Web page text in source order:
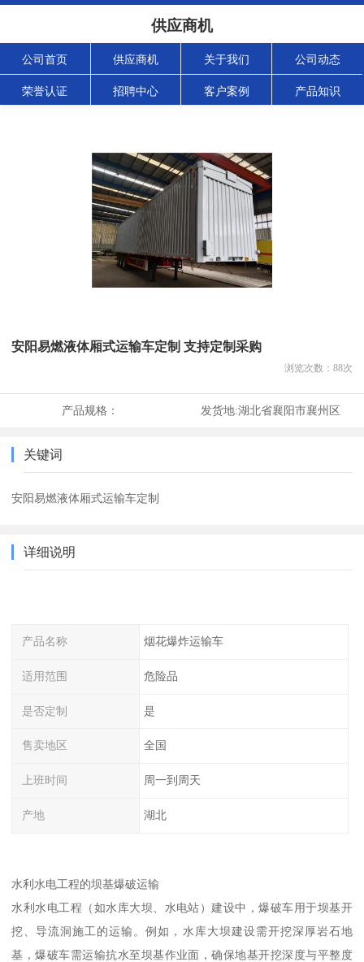
供应商机
公司首页 供应商机 关于我们 公司动态
荣誉认证 招聘中心 客户案例 产品知识
安阳易燃液体厢式运输车定制 支持定制采购
浏览次数： 88次
产品规格： 发货地:湖北省襄阳市襄州区
关键词
安阳易燃液体厢式运输车定制
详细说明
产品名称 烟花爆炸运输车
适用范围 危险品
是否定制 是
售卖地区 全国
上班时间 周一到周天
产地 湖北
水利水电工程的坝基爆破运输​
水利水电工程（如水库大坝、水电站）建设中，爆破车用于坝基开
挖、导流洞施工的运输。例如，水库大坝建设需开挖深厚岩石地
基，爆破车需运输抗水至坝基作业面，确保地基开挖深度与平整度